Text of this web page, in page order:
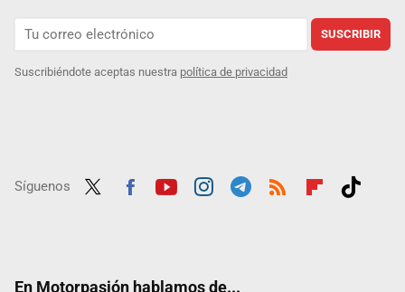
SUSCRIBIR
Suscribiéndote aceptas nuestra política de privacidad
Síguenos
En Motorpasión hablamos de...